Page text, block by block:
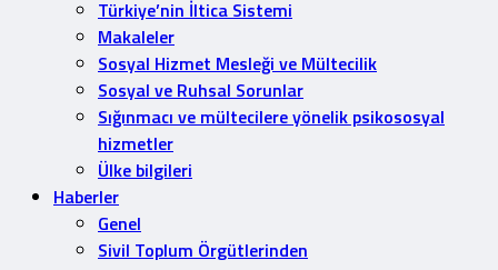
Türkiye’nin İltica Sistemi
Makaleler
Sosyal Hizmet Mesleği ve Mültecilik
Sosyal ve Ruhsal Sorunlar
Sığınmacı ve mültecilere yönelik psikososyal
hizmetler
Ülke bilgileri
Haberler
Genel
Sivil Toplum Örgütlerinden